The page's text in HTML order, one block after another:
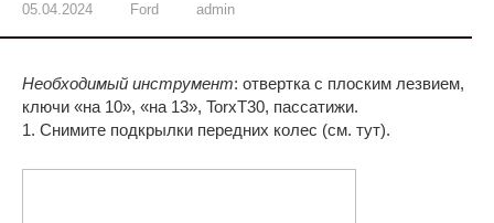
05.04.2024 Ford admin
Необходимый инструмент: отвертка с плоским лезвием,
ключи «на 10», «на 13», TorxТ30, пассатижи.
1. Снимите подкрылки передних колес (см. тут).